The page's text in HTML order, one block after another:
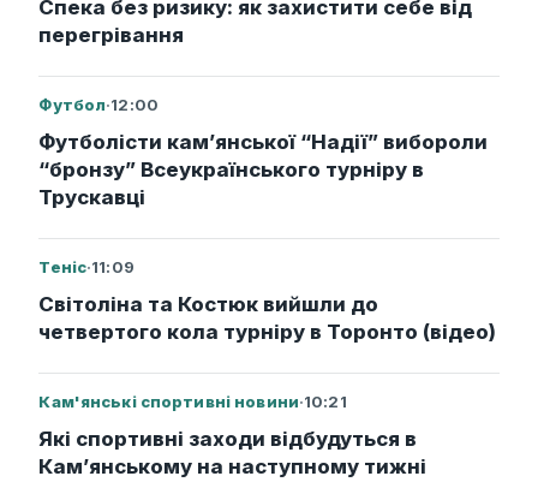
Спека без ризику: як захистити себе від
перегрівання
Футбол·12:00
Футболісти кам’янської “Надії” вибороли
“бронзу” Всеукраїнського турніру в
Трускавці
Теніс·11:09
Світоліна та Костюк вийшли до
четвертого кола турніру в Торонто (відео)
Кам'янські спортивні новини·10:21
Які спортивні заходи відбудуться в
Кам’янському на наступному тижні